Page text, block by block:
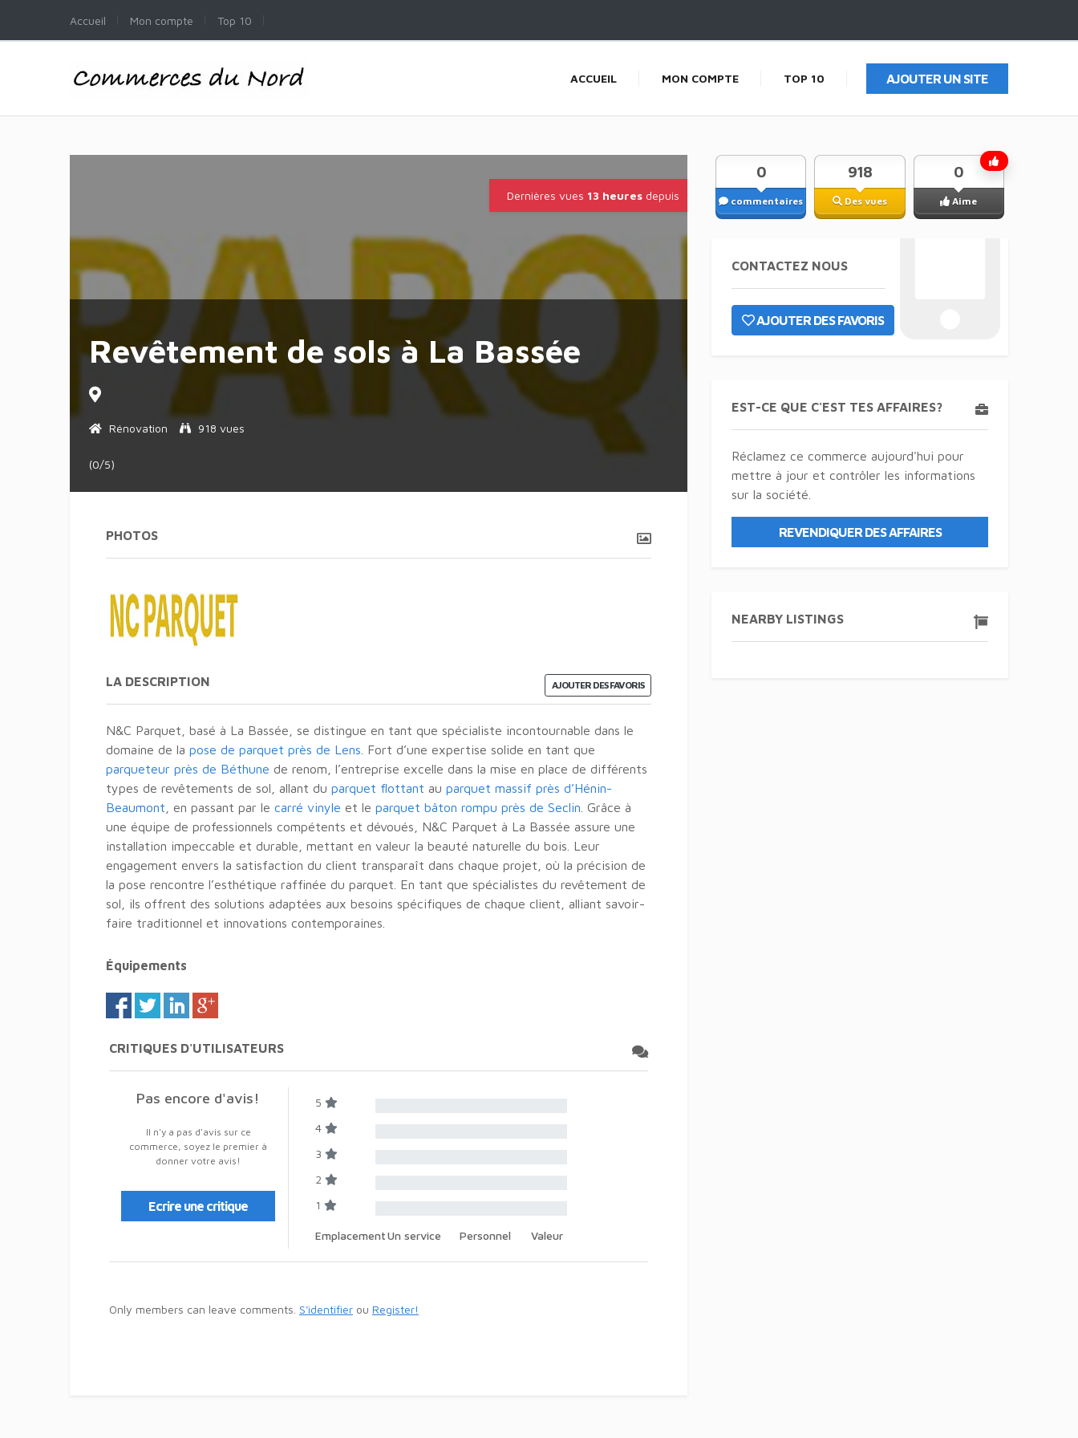
Accueil Mon compte Top 10
ACCUEIL MON COMPTE TOP 10 AJOUTER UN SITE
Dernières vues 13 heures depuis
Revêtement de sols à La Bassée
Rénovation 918 vues
(0/5)
PHOTOS
AJOUTER DES FAVORIS
LA DESCRIPTION
N&C Parquet, basé à La Bassée, se distingue en tant que spécialiste incontournable dans le
domaine de la pose de parquet près de Lens . Fort d’une expertise solide en tant que
parqueteur près de Béthune de renom, l’entreprise excelle dans la mise en place de différents
types de revêtements de sol, allant du parquet flottant au parquet massif près d’Hénin-
Beaumont , en passant par le carré vinyle et le parquet bâton rompu près de Seclin . Grâce à
une équipe de professionnels compétents et dévoués, N&C Parquet à La Bassée assure une
installation impeccable et durable, mettant en valeur la beauté naturelle du bois. Leur
engagement envers la satisfaction du client transparaît dans chaque projet, où la précision de
la pose rencontre l’esthétique raffinée du parquet. En tant que spécialistes du revêtement de
sol, ils offrent des solutions adaptées aux besoins spécifiques de chaque client, alliant savoir-
faire traditionnel et innovations contemporaines.
Équipements
CRITIQUES D'UTILISATEURS
Pas encore d'avis!
Il n'y a pas d'avis sur ce
commerce, soyez le premier à
donner votre avis!
Ecrire une critique
5
4
3
2
1
EmplacementUn service Personnel Valeur
Only members can leave comments. S'identifier ou Register!
commentaires
0
Des vues
918
Aime
0
CONTACTEZ NOUS
AJOUTER DES FAVORIS
EST-CE QUE C'EST TES AFFAIRES?
Réclamez ce commerce aujourd'hui pour
mettre à jour et contrôler les informations
sur la société.
REVENDIQUER DES AFFAIRES
NEARBY LISTINGS